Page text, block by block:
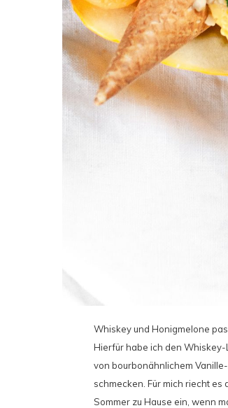
Whiskey und Honigmelone
Hierfür habe ich den Whiskey-
von bourbonähnlichem
schmecken. Für mich riecht
Sommer zu Hause ein, wenn